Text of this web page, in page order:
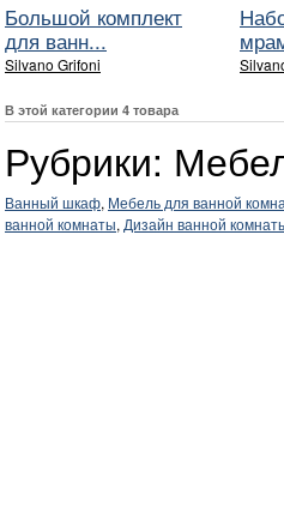
Большой комплект
для ванн...
Silvano Grifoni
В этой категории 4 товара
Рубрики:
Ванный шкаф, Мебель для ванной
ванной комнаты, Дизайн ванной